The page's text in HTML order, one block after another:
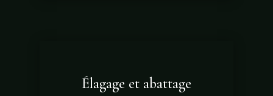
Élagage et abattage